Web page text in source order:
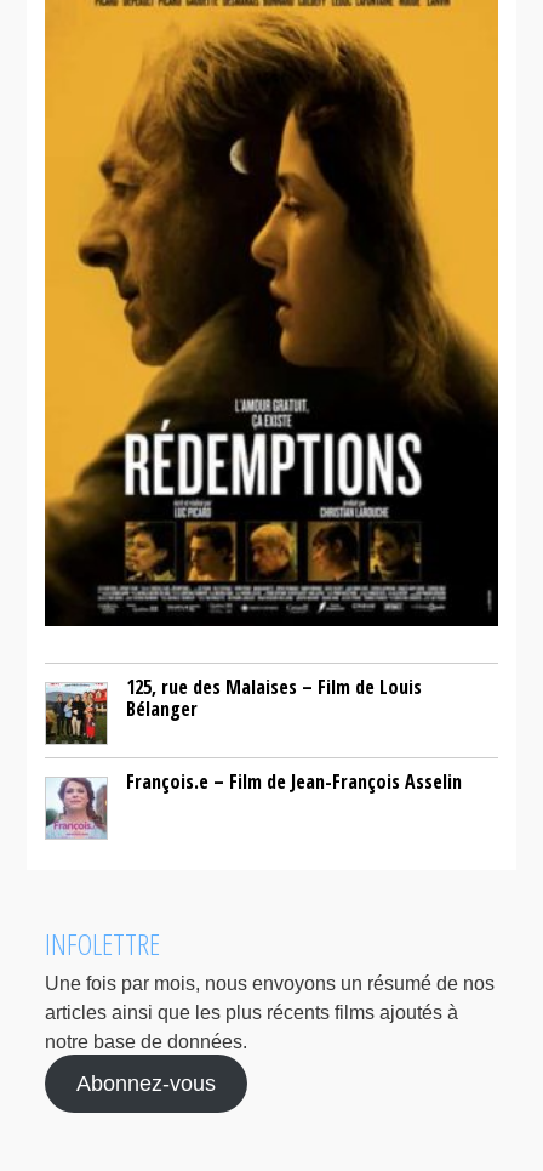
125, rue des Malaises – Film de Louis
Bélanger
François.e – Film de Jean-François Asselin
INFOLETTRE
Une fois par mois, nous envoyons un résumé de nos
articles ainsi que les plus récents films ajoutés à
notre base de données.
Abonnez-vous